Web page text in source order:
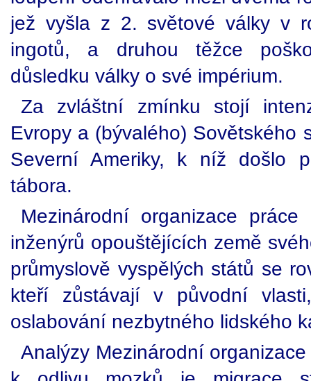
jež vyšla z 2. světové války v
ingotů, a druhou těžce
důsledku války o své impérium.
Za zvláštní zmínku stojí
Evropy a (bývalého) Sovětského
Severní Ameriky, k níž došlo
tábora.
Mezinárodní organizace
inženýrů opouštějících země
průmyslově vyspělých států se
kteří zůstávají v původní
oslabování nezbytného lidského
Analýzy Mezinárodní